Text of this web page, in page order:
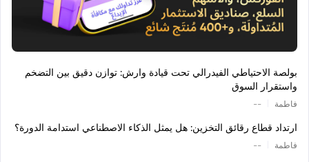
بولصة الاحتياطي الفيدرالي تحت قيادة وارش: توازن دقيق بين التضخم
واستقرار السوق
فاطمة --
ارتداد قطاع رقائق التخزين: هل يمثل الذكاء الاصطناعي استدامة الدورة؟
فاطمة --